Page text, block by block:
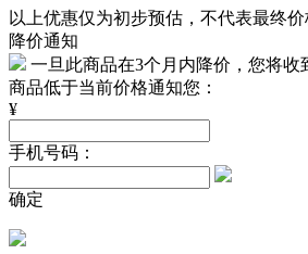
以上优惠仅为初步预估，不代表最终价
降价通知
一旦此商品在3个月内降价，您将收
商品低于当前价格通知您：
¥
手机号码：
确定